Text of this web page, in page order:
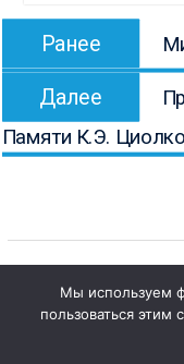
Навигация
записям
Ранее
Далее
Памяти К.Э.
Мы используем
пользоваться этим
1